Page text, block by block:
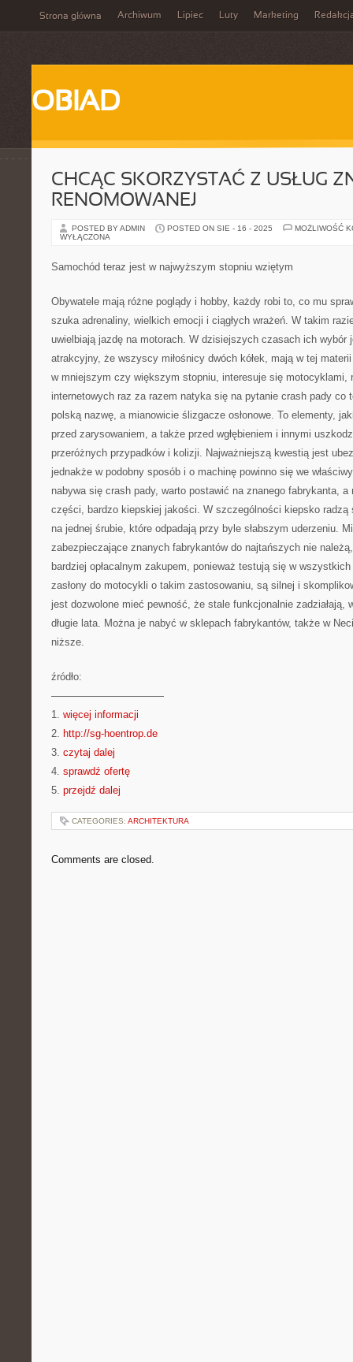
Strona główna Archiwum Lipiec Luty Marketing
OBIAD
CHCĄC SKORZYSTAĆ Z USŁUG
RENOMOWANEJ
POSTED BY ADMIN POSTED ON SIE - 16 - 2025
MOŻLIWOŚĆ
WYŁĄCZONA
Samochód teraz jest w najwyższym stopniu wziętym
Obywatele mają różne poglądy i hobby, każdy robi to, co mu
szuka adrenaliny, wielkich emocji i ciągłych wrażeń. W takim
uwielbiają jazdę na motorach. W dzisiejszych czasach ich wybór
atrakcyjny, że wszyscy miłośnicy dwóch kółek, mają w tej
w mniejszym czy większym stopniu, interesuje się motocyklami,
internetowych raz za razem natyka się na pytanie crash pady co
polską nazwę, a mianowicie ślizgacze osłonowe. To elementy,
przed zarysowaniem, a także przed wgłębieniem i innymi
przeróżnych przypadków i kolizji. Najważniejszą kwestią jest
jednakże w podobny sposób i o machinę powinno się we
nabywa się crash pady, warto postawić na znanego fabrykanta,
części, bardzo kiepskiej jakości. W szczególności kiepsko radzą
na jednej śrubie, które odpadają przy byle słabszym uderzeniu.
zabezpieczające znanych fabrykantów do najtańszych nie
bardziej opłacalnym zakupem, ponieważ testują się w
zasłony do motocykli o takim zastosowaniu, są silnej i
jest dozwolone mieć pewność, że stale funkcjonalnie zadziałają,
długie lata. Można je nabyć w sklepach fabrykantów, także w
niższe.
źródło:
———————————
1. więcej informacji
2. http://sg-hoentrop.de
3. czytaj dalej
4. sprawdź ofertę
5. przejdź dalej
CATEGORIES: ARCHITEKTURA
Comments are closed.